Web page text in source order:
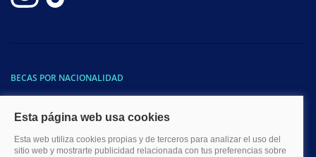
BECAS POR NACIONALIDAD
Becas EEUU y Canadá
Becas para mexicanos
Becas para argentinos
Becas para peruanos